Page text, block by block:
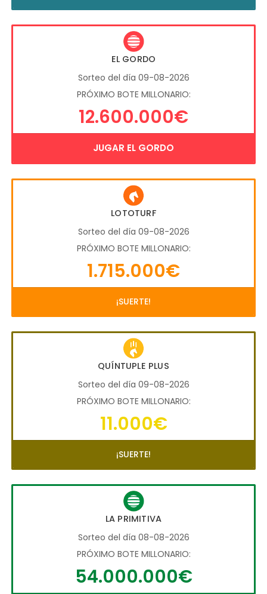
EL GORDO
Sorteo del día 09-08-2026
PRÓXIMO BOTE MILLONARIO:
12.600.000€
JUGAR EL GORDO
LOTOTURF
Sorteo del día 09-08-2026
PRÓXIMO BOTE MILLONARIO:
1.715.000€
¡SUERTE!
QUÍNTUPLE PLUS
Sorteo del día 09-08-2026
PRÓXIMO BOTE MILLONARIO:
11.000€
¡SUERTE!
LA PRIMITIVA
Sorteo del día 08-08-2026
PRÓXIMO BOTE MILLONARIO:
54.000.000€